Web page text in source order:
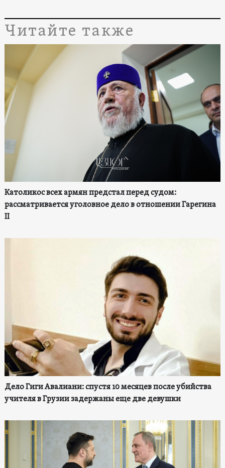
Читайте также
Католикос всех армян предстал перед судом:
рассматривается уголовное дело в отношении Гарегина
II
Дело Гиги Авалиани: спустя 10 месяцев после убийства
учителя в Грузии задержаны еще две девушки